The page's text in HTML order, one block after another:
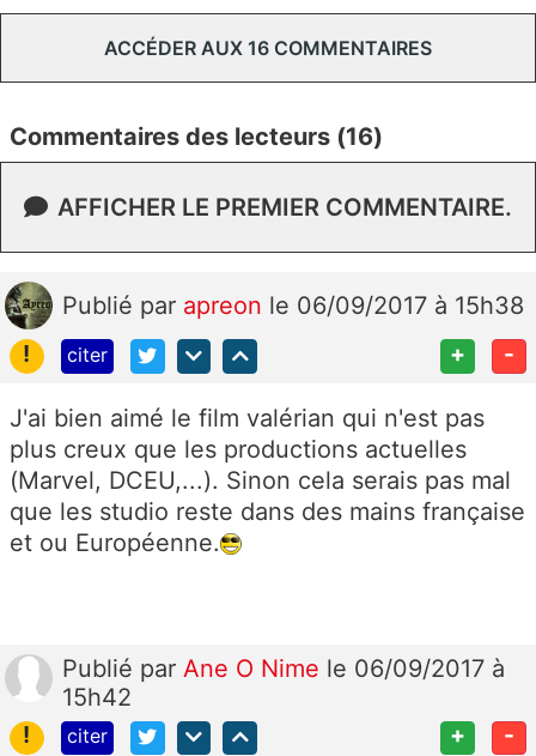
ACCÉDER AUX 16 COMMENTAIRES
Commentaires des lecteurs (16)
AFFICHER LE PREMIER COMMENTAIRE.
Publié par apreon le 06/09/2017 à 15h38
!
citer + -
J'ai bien aimé le film valérian qui n'est pas
plus creux que les productions actuelles
(Marvel, DCEU,...). Sinon cela serais pas mal
que les studio reste dans des mains française
et ou Européenne.
Publié par Ane O Nime le 06/09/2017 à
15h42
!
citer + -